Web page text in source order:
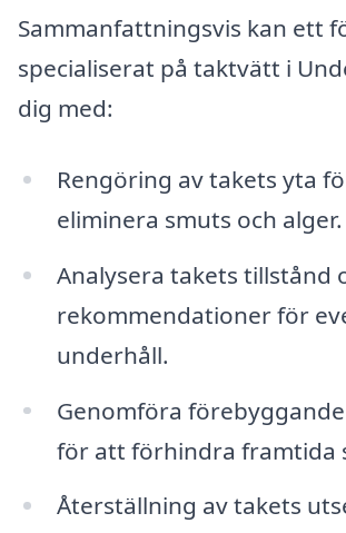
Sammanfattningsvis kan ett
specialiserat på taktvätt i
dig med:
Rengöring av takets yta
eliminera smuts och alger.
Analysera takets tillstånd
rekommendationer för
underhåll.
Genomföra
för att förhindra framtida
Återställning av takets